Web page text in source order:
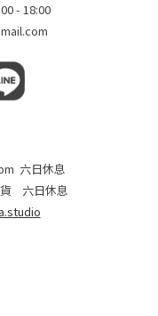
- 18:00
六日休息
貨 六日休息